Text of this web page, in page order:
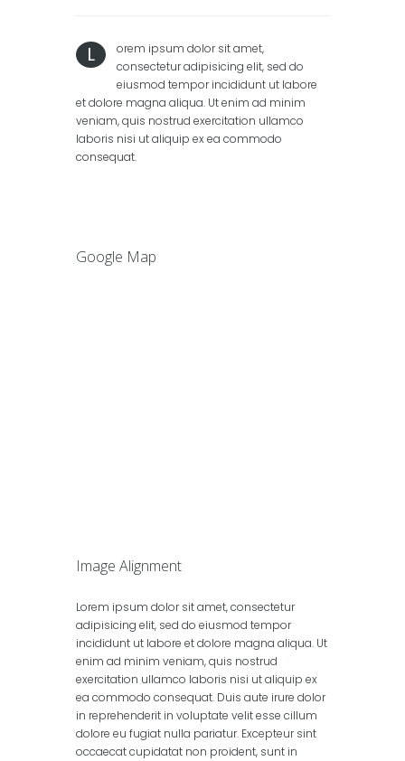
L
orem ipsum dolor sit amet,
consectetur adipisicing elit, sed do
eiusmod tempor incididunt ut labore
et dolore magna aliqua. Ut enim ad minim
veniam, quis nostrud exercitation ullamco
laboris nisi ut aliquip ex ea commodo
consequat.
Google Map
Image Alignment
Lorem ipsum dolor sit amet, consectetur
adipisicing elit, sed do eiusmod tempor
incididunt ut labore et dolore magna aliqua. Ut
enim ad minim veniam, quis nostrud
exercitation ullamco laboris nisi ut aliquip ex
ea commodo consequat. Duis aute irure dolor
in reprehenderit in voluptate velit esse cillum
dolore eu fugiat nulla pariatur. Excepteur sint
occaecat cupidatat non proident, sunt in